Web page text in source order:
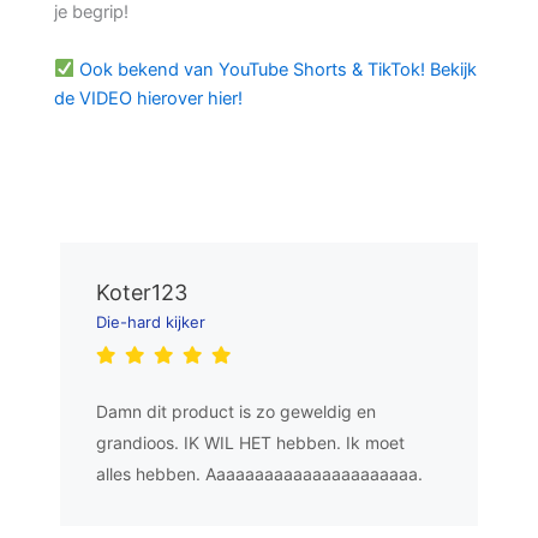
je begrip!
Ook bekend van YouTube Shorts & TikTok! Bekijk
de VIDEO hierover hier!
Koter123
Die-hard kijker
Damn dit product is zo geweldig en
grandioos. IK WIL HET hebben. Ik moet
alles hebben. Aaaaaaaaaaaaaaaaaaaaaa.